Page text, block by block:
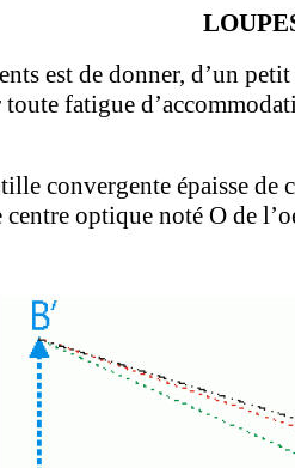
est de donner, d’un
fatigue
convergente épaisse
optique noté O de